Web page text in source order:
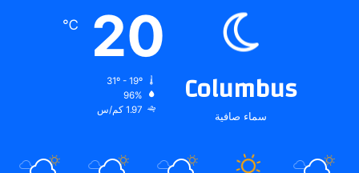
Columbus
سماء صافية
20
℃
96%
1.97 كم/س